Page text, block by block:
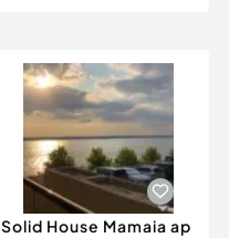
Solid House Mamaia ap